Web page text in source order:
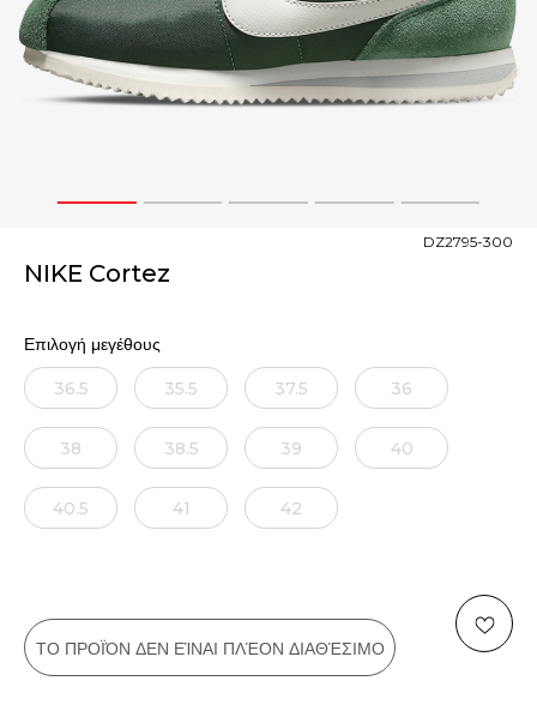
1 2 3 4 5
NIKE Cortez
DZ2795-300
Επιλογή μεγέθους
36.5 35.5 37.5 36
38 38.5 39 40
40.5 41 42
ΤΟ ΠΡΟΪΌΝ ΔΕΝ ΕΊΝΑΙ ΠΛΈΟΝ ΔΙΑΘΈΣΙΜΟ